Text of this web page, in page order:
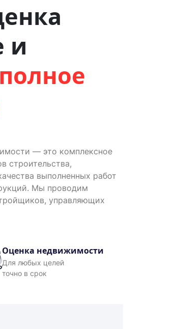
и
полное
— это комплексное
строительства,
выполненных работ
Мы проводим
управляющих
Оценка недвижимости
Для любых целей
точно в срок